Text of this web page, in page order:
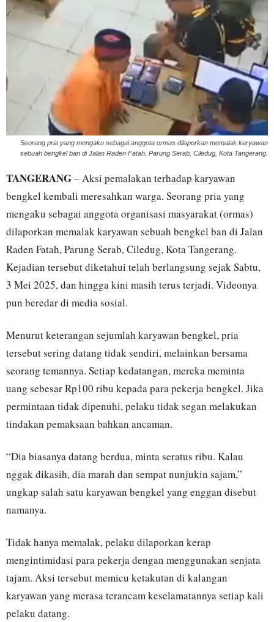
Seorang pria yang mengaku sebagai anggota ormas dilaporkan memalak karyawan
sebuah bengkel ban di Jalan Raden Fatah, Parung Serab, Ciledug, Kota Tangerang.
TANGERANG– Aksi pemalakan terhadap karyawan
bengkel kembali meresahkan warga. Seorang pria yang
mengaku sebagai anggota organisasi masyarakat (ormas)
dilaporkan memalak karyawan sebuah bengkel ban di Jalan
Raden Fatah, Parung Serab, Ciledug, Kota Tangerang.
Kejadian tersebut diketahui telah berlangsung sejak Sabtu,
3 Mei 2025, dan hingga kini masih terus terjadi. Videonya
pun beredar di media sosial.
Menurut keterangan sejumlah karyawan bengkel, pria
tersebut sering datang tidak sendiri, melainkan bersama
seorang temannya. Setiap kedatangan, mereka meminta
uang sebesar Rp100 ribu kepada para pekerja bengkel. Jika
permintaan tidak dipenuhi, pelaku tidak segan melakukan
tindakan pemaksaan bahkan ancaman.
“Dia biasanya datang berdua, minta seratus ribu. Kalau
nggak dikasih, dia marah dan sempat nunjukin sajam,”
ungkap salah satu karyawan bengkel yang enggan disebut
namanya.
Tidak hanya memalak, pelaku dilaporkan kerap
mengintimidasi para pekerja dengan menggunakan senjata
tajam. Aksi tersebut memicu ketakutan di kalangan
karyawan yang merasa terancam keselamatannya setiap kali
pelaku datang.